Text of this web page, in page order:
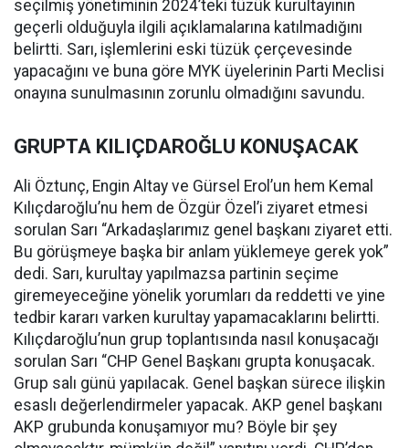
seçilmiş yönetiminin 2024’teki tüzük kurultayının
geçerli olduğuyla ilgili açıklamalarına katılmadığını
belirtti. Sarı, işlemlerini eski tüzük çerçevesinde
yapacağını ve buna göre MYK üyelerinin Parti Meclisi
onayına sunulmasının zorunlu olmadığını savundu.
GRUPTA KILIÇDAROĞLU KONUŞACAK
Ali Öztunç, Engin Altay ve Gürsel Erol’un hem Kemal
Kılıçdaroğlu’nu hem de Özgür Özel’i ziyaret etmesi
sorulan Sarı “Arkadaşlarımız genel başkanı ziyaret etti.
Bu görüşmeye başka bir anlam yüklemeye gerek yok”
dedi. Sarı, kurultay yapılmazsa partinin seçime
giremeyeceğine yönelik yorumları da reddetti ve yine
tedbir kararı varken kurultay yapamacaklarını belirtti.
Kılıçdaroğlu’nun grup toplantısında nasıl konuşacağı
sorulan Sarı “CHP Genel Başkanı grupta konuşacak.
Grup salı günü yapılacak. Genel başkan sürece ilişkin
esaslı değerlendirmeler yapacak. AKP genel başkanı
AKP grubunda konuşamıyor mu? Böyle bir şey